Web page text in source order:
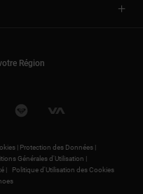
Région
| Protection des Données |
Générales d'Utilisation |
|
Politique d'Utilisation des Cookies